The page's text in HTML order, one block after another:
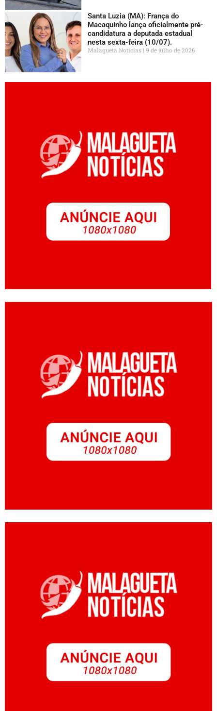
Santa Luzia (MA): França do
Macaquinho lança oficialmente pré-
candidatura a deputada estadual
nesta sexta-feira (10/07).
Malagueta Notícias 9 de julho de 2026